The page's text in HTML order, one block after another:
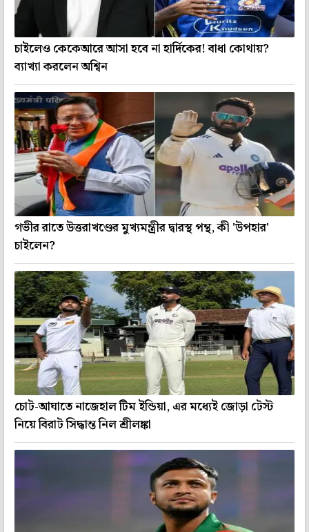
চাইলেও কেকেআরে আসা হবে না হার্দিকের! বাধা কোথায়?
ব্যাখ্যা করলেন অশ্বিন
গভীর রাতে উত্তরাখণ্ডের মুখ্যমন্ত্রীর দ্বারস্থ পন্থ, কী 'উপহার'
চাইলেন?
চোট-আঘাতে নাজেহাল টিম ইন্ডিয়া, এর মধ্যেই জোড়া টেস্ট
নিয়ে বিরাট সিদ্ধান্ত নিল শ্রীলঙ্কা